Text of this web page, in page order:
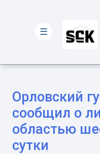
Орловский
сообщил о
областью
сутки
☰